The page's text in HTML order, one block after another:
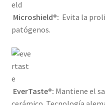
Microshield®: Evita la
patógenos.
EverTaste®: Mantiene el